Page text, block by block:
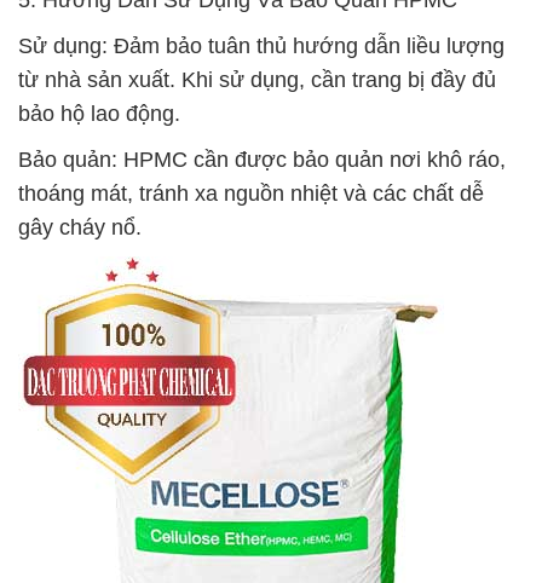
Sử dụng: Đảm bảo tuân thủ hướng dẫn liều lượng
từ nhà sản xuất. Khi sử dụng, cần trang bị đầy đủ
bảo hộ lao động.
Bảo quản: HPMC cần được bảo quản nơi khô ráo,
thoáng mát, tránh xa nguồn nhiệt và các chất dễ
gây cháy nổ.